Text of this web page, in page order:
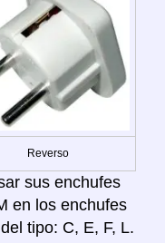
Reverso
sus enchufes
en los enchufes
tipo: C, E, F, L.